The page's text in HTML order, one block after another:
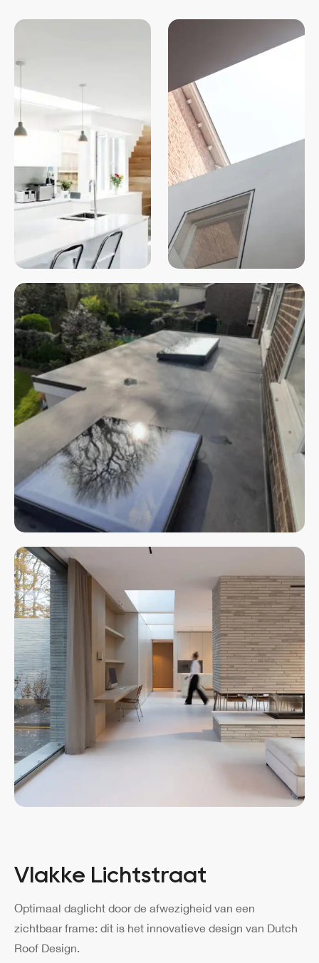
Vlakke Lichtstraat
Optimaal daglicht door de afwezigheid van een
zichtbaar frame: dit is het innovatieve design van Dutch
Roof Design.